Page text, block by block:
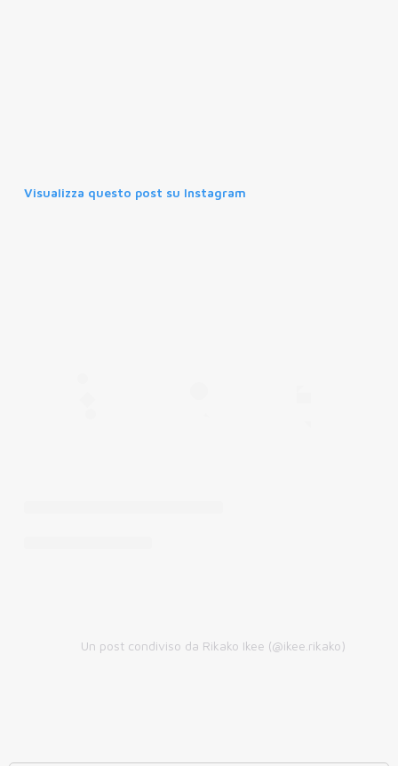
Visualizza questo post su Instagram
Un post condiviso da Rikako Ikee (@ikee.rikako)